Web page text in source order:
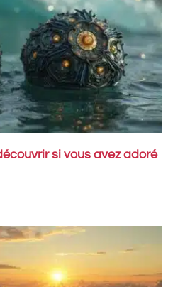
si vous avez adoré